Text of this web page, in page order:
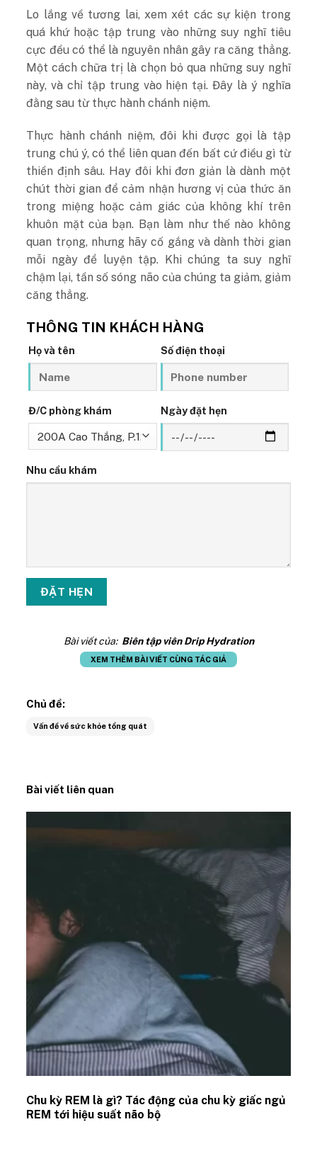
Lo lắng về tương lai, xem xét các sự kiện trong
quá khứ hoặc tập trung vào những suy nghĩ tiêu
cực đều có thể là nguyên nhân gây ra căng thẳng.
Một cách chữa trị là chọn bỏ qua những suy nghĩ
này, và chỉ tập trung vào hiện tại. Đây là ý nghĩa
đằng sau từ thực hành chánh niệm.
Thực hành chánh niệm, đôi khi được gọi là tập
trung chú ý, có thể liên quan đến bất cứ điều gì từ
thiền định sâu. Hay đôi khi đơn giản là dành một
chút thời gian để cảm nhận hương vị của thức ăn
trong miệng hoặc cảm giác của không khí trên
khuôn mặt của bạn. Bạn làm như thế nào không
quan trọng, nhưng hãy cố gắng và dành thời gian
mỗi ngày để luyện tập. Khi chúng ta suy nghĩ
chậm lại, tần số sóng não của chúng ta giảm, giảm
căng thẳng.
THÔNG TIN KHÁCH HÀNG
Họ và tên Số điện thoại
Đ/C phòng khám Ngày đặt hẹn
Nhu cầu khám
Bài viết của: Biên tập viên Drip Hydration
XEM THÊM BÀI VIẾT CÙNG TÁC GIẢ
Chủ đề:
Vấn đề về sức khỏe tổng quát
Bài viết liên quan
Chu kỳ REM là gì? Tác động của chu kỳ giấc ngủ
REM tới hiệu suất não bộ